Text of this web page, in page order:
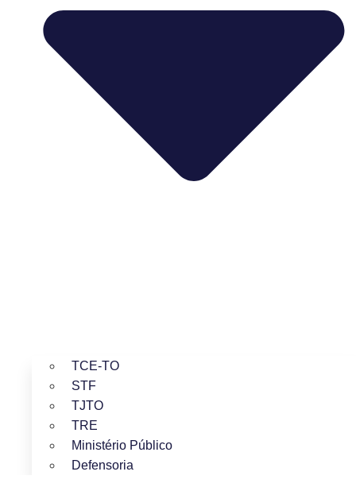
TCE-TO
STF
TJTO
TRE
Ministério Público
Defensoria